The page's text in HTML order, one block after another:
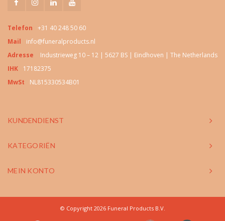
Telefon
+31 40 248 50 60
Mail
info@funeralproducts.nl
Adresse
Industrieweg 10 – 12 | 5627 BS | Eindhoven | The Netherlands
IHK
17182375
MwSt
NL815330534B01
KUNDENDIENST
KATEGORIËN
MEIN KONTO
© Copyright 2026 Funeral Products B.V.